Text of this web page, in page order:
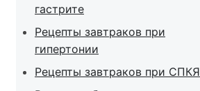
гастрите
Рецепты завтраков при
гипертонии
Рецепты завтраков при СПКЯ